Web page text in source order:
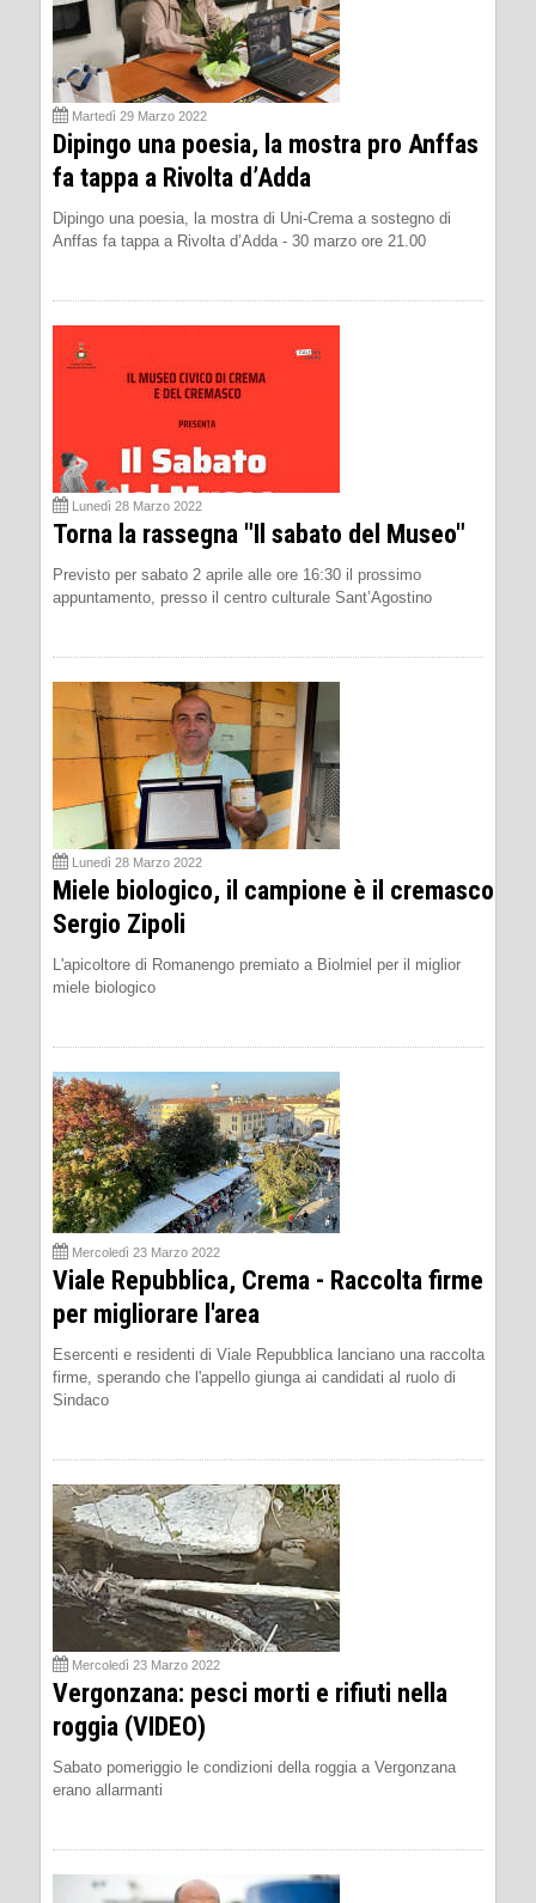
Martedì 29 Marzo 2022
Dipingo una poesia, la mostra pro Anffas
fa tappa a Rivolta d’Adda
Dipingo una poesia, la mostra di Uni-Crema a sostegno di
Anffas fa tappa a Rivolta d’Adda - 30 marzo ore 21.00
Lunedì 28 Marzo 2022
Torna la rassegna "Il sabato del Museo"
Previsto per sabato 2 aprile alle ore 16:30 il prossimo
appuntamento, presso il centro culturale Sant’Agostino
Lunedì 28 Marzo 2022
Miele biologico, il campione è il cremasco
Sergio Zipoli
L'apicoltore di Romanengo premiato a Biolmiel per il miglior
miele biologico
Mercoledì 23 Marzo 2022
Viale Repubblica, Crema - Raccolta firme
per migliorare l'area
Esercenti e residenti di Viale Repubblica lanciano una raccolta
firme, sperando che l'appello giunga ai candidati al ruolo di
Sindaco
Mercoledì 23 Marzo 2022
Vergonzana: pesci morti e rifiuti nella
roggia (VIDEO)
Sabato pomeriggio le condizioni della roggia a Vergonzana
erano allarmanti